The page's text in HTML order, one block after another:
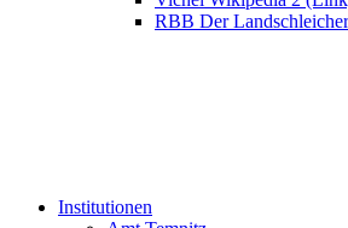
RBB Der
Institutionen